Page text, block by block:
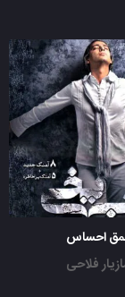
احساس
فلاحی